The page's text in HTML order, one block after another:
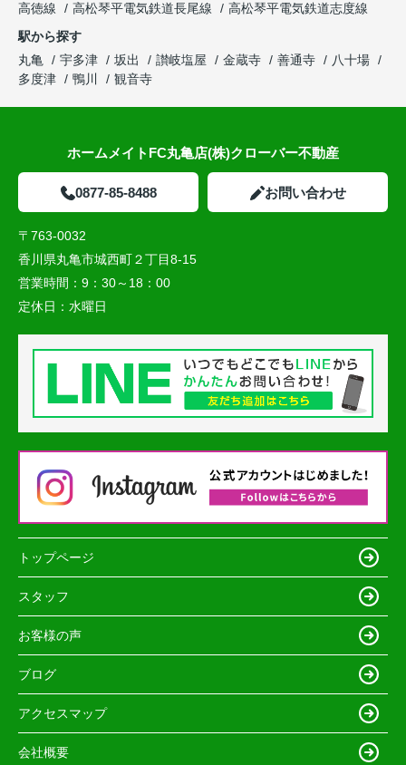
高徳線
高松琴平電気鉄道長尾線
高松琴平電気鉄道志度線
駅から探す
丸亀
宇多津 坂出 讃岐塩屋 金蔵寺 善通寺
八十場
多度津
鴨川 観音寺
ホームメイトFC丸亀店(株)クローバー不動産
0877-85-8488 お問い合わせ
〒763-0032
香川県丸亀市城西町２丁目8-15
営業時間： 9：30～18：00
定休日： 水曜日
トップページ
スタッフ
お客様の声
ブログ
アクセスマップ
会社概要